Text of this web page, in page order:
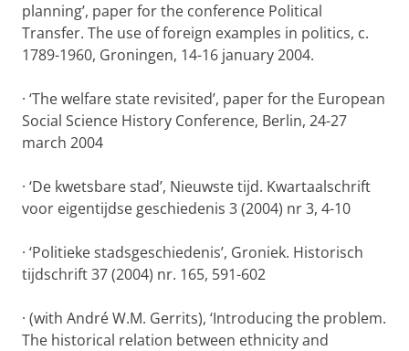
planning’, paper for the conference Political
Transfer. The use of foreign examples in politics, c.
1789-1960, Groningen, 14-16 january 2004.
· ‘The welfare state revisited’, paper for the European
Social Science History Conference, Berlin, 24-27
march 2004
· ‘De kwetsbare stad’, Nieuwste tijd. Kwartaalschrift
voor eigentijdse geschiedenis 3 (2004) nr 3, 4-10
· ‘Politieke stadsgeschiedenis’, Groniek. Historisch
tijdschrift 37 (2004) nr. 165, 591-602
· (with André W.M. Gerrits), ‘Introducing the problem.
The historical relation between ethnicity and